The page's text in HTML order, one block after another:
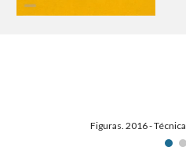
Figuras. 2016 -